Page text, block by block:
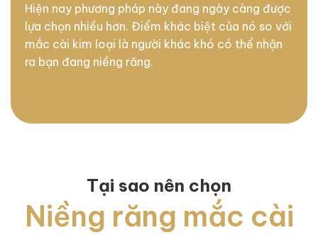
Hiện nay phương pháp này đang ngày càng được
lựa chọn nhiều hơn. Điểm khác biệt của nó so với
mắc cài kim loại là người khác khó có thể nhận
ra bạn đang niềng răng.
Tại sao nên chọn
Niềng răng mắc cài